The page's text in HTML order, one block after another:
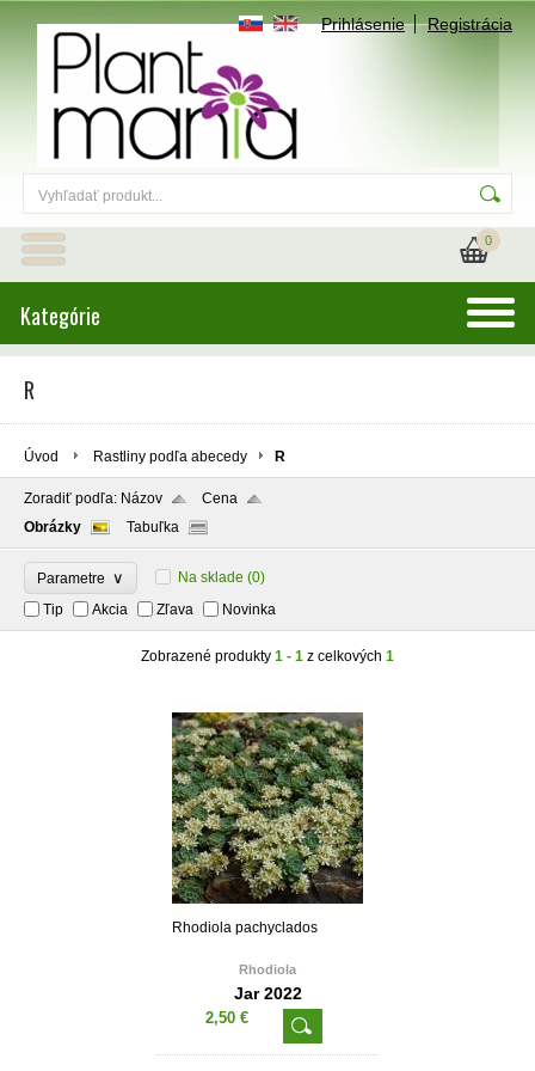
Prihlásenie Registrácia
0
Kategórie
R
Úvod Rastliny podľa abecedy R
Zoradiť podľa: Názov
Cena
Obrázky
Tabuľka
Parametre ∨ Na sklade (0)
Tip
Akcia Zľava Novinka
Zobrazené produkty 1 - 1 z celkových 1
Rhodiola pachyclados
Rhodiola
Jar 2022
2,50 €